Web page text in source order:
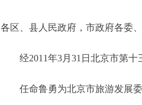
各区、县人民政府，市政府各委
经2011年3月31日北京市第十
任命鲁勇为北京市旅游发展委